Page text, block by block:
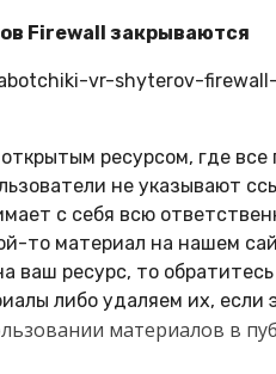
Firewall закрываются
vr-shyterov-
ресурсом, где
не указывают
с себя всю
то материал на нашем
ваш ресурс, то
либо удаляем их, если
материалов в